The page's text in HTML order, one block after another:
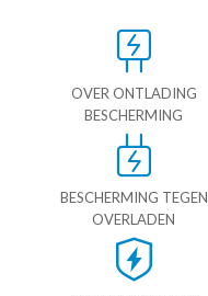
OVER ONTLADING
BESCHERMING
BESCHERMING TEGEN
OVERLADEN